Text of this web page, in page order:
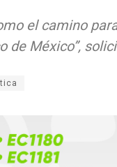
el camino
de México”,